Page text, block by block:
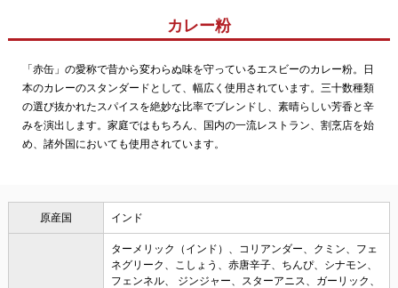
カレー粉
「赤缶」の愛称で昔から変わらぬ味を守っているエスビーのカレー粉。日
本のカレーのスタンダードとして、幅広く使用されています。三十数種類
の選び抜かれたスパイスを絶妙な比率でブレンドし、素晴らしい芳香と辛
みを演出します。家庭ではもちろん、国内の一流レストラン、割烹店を始
め、諸外国においても使用されています。
原産国 インド
ターメリック（インド）、コリアンダー、クミン、フェ
ネグリーク、こしょう、赤唐辛子、ちんぴ、シナモン、
フェンネル、 ジンジャー、スターアニス、ガーリック、